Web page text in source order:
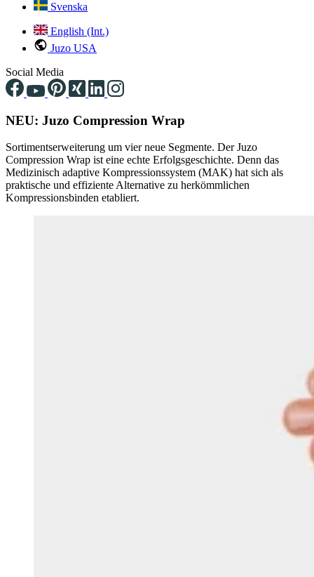
Svenska
English (Int.)
Juzo USA
Social Media
NEU: Juzo Compression Wrap
Sortimentserweiterung um vier neue Segmente. Der Juzo
Compression Wrap ist eine echte Erfolgsgeschichte. Denn das
Medizinisch adaptive Kompressionssystem (MAK) hat sich als
praktische und effiziente Alternative zu herkömmlichen
Kompressionsbinden etabliert.